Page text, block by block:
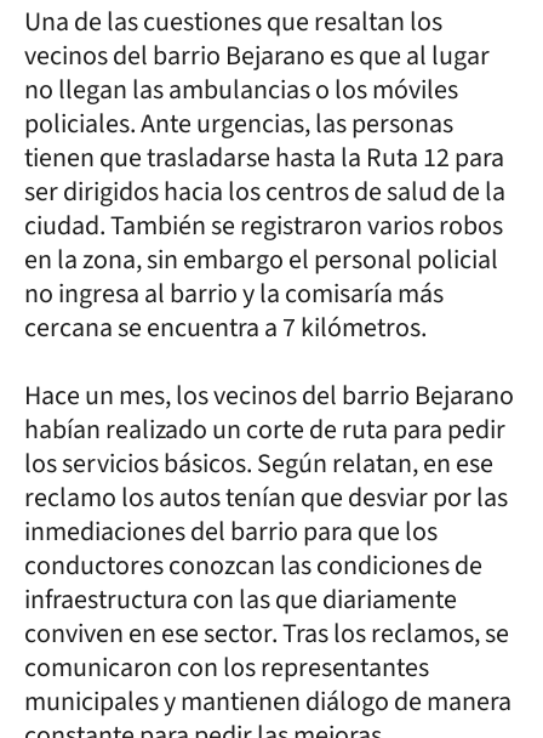
Una de las cuestiones que resaltan los
vecinos del barrio Bejarano es que al lugar
no llegan las ambulancias o los móviles
policiales. Ante urgencias, las personas
tienen que trasladarse hasta la Ruta 12 para
ser dirigidos hacia los centros de salud de la
ciudad. También se registraron varios robos
en la zona, sin embargo el personal policial
no ingresa al barrio y la comisaría más
cercana se encuentra a 7 kilómetros.
Hace un mes, los vecinos del barrio Bejarano
habían realizado un corte de ruta para pedir
los servicios básicos. Según relatan, en ese
reclamo los autos tenían que desviar por las
inmediaciones del barrio para que los
conductores conozcan las condiciones de
infraestructura con las que diariamente
conviven en ese sector. Tras los reclamos, se
comunicaron con los representantes
municipales y mantienen diálogo de manera